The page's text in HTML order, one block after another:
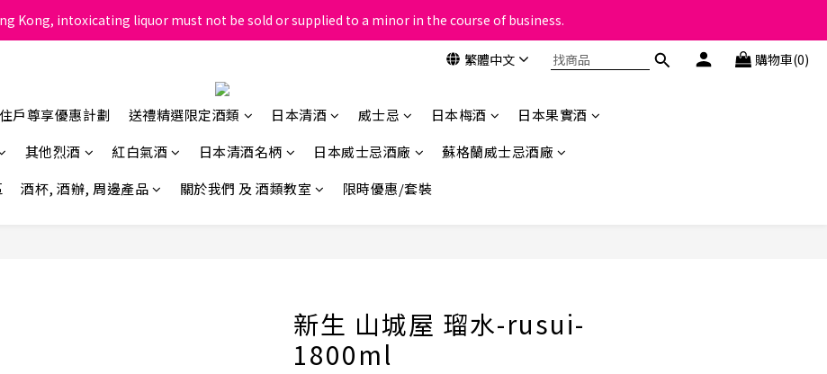
根據香港法律，不得在業務過程中，向未成年人售賣或供應令人醺醉的酒類
Kong, intoxicating liquor must not be sold or supplied to a minor in the course of business.
繁體中文 購物車(0)
住戶尊享優惠計劃 送禮精選限定酒類 日本清酒 威士忌 日本梅酒
日本果實酒
其他烈酒 紅白氣酒 日本清酒名柄 日本威士忌酒廠
蘇格蘭威士忌酒廠
酒杯, 酒辦, 周邊產品 關於我們 及 酒類教室 限時優惠/套裝
新生 山城屋 瑠水-rusui-
1800ml